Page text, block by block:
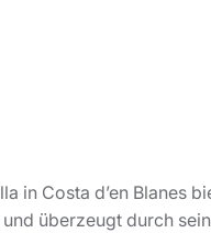
in Costa d’en Blanes
überzeugt durch